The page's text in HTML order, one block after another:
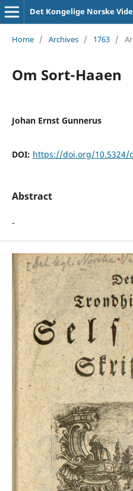
Det Kongelige Norske
Home / Archives / 1763 /
Om Sort-Haaen
Johan Ernst Gunnerus
DOI: https://doi.org/10.5324/
Abstract
-